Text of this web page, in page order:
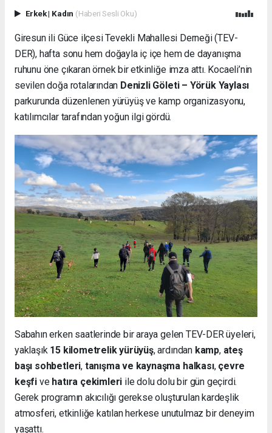
Erkek| Kadın (Haberi Sesli Oku)
Giresun ili Güce ilçesi Tevekli Mahallesi Derneği (TEV-
DER), hafta sonu hem doğayla iç içe hem de dayanışma
ruhunu öne çıkaran örnek bir etkinliğe imza attı. Kocaeli’nin
sevilen doğa rotalarından Denizli Göleti – Yörük Yaylası
parkurunda düzenlenen yürüyüş ve kamp organizasyonu,
katılımcılar tarafından yoğun ilgi gördü.
Sabahın erken saatlerinde bir araya gelen TEV-DER üyeleri,
yaklaşık 15 kilometrelik yürüyüş, ardından kamp, ateş
başı sohbetleri, tanışma ve kaynaşma halkası, çevre
keşfi ve hatıra çekimleri ile dolu dolu bir gün geçirdi.
Gerek programın akıcılığı gerekse oluşturulan kardeşlik
atmosferi, etkinliğe katılan herkese unutulmaz bir deneyim
yaşattı.